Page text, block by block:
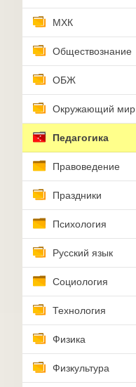
МХК
Обществознание
ОБЖ
Окружающий мир
Педагогика
Правоведение
Праздники
Психология
Русский язык
Социология
Технология
Физика
Физкультура